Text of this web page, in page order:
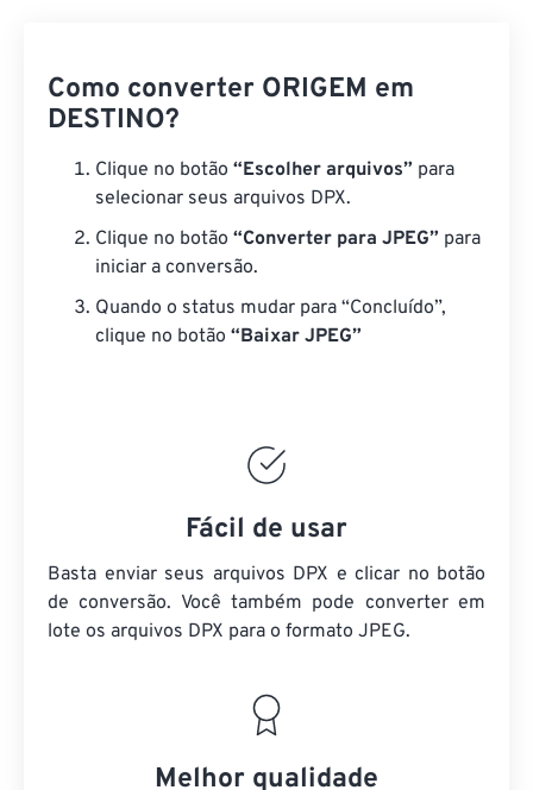
Como converter ORIGEM em
DESTINO?
Clique no botão “Escolher arquivos” para
selecionar seus arquivos DPX.
Clique no botão “Converter para JPEG” para
iniciar a conversão.
Quando o status mudar para “Concluído”,
clique no botão “Baixar JPEG”
Fácil de usar
Basta enviar seus arquivos DPX e clicar no botão
de conversão. Você também pode converter em
lote os arquivos DPX para o formato JPEG.
Melhor qualidade